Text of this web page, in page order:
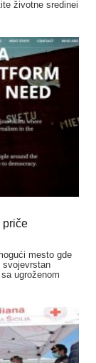
životne sredinei
priče
mesto gde
svojevrstan
ugroženom